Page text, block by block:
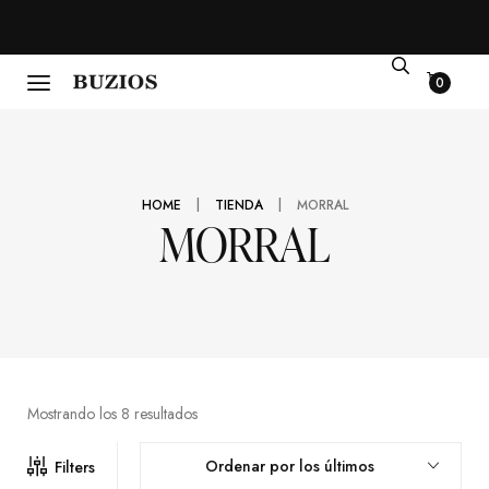
0
MORRAL
HOME | TIENDA | MORRAL
Mostrando los 8 resultados
Filters Ordenar por los últimos